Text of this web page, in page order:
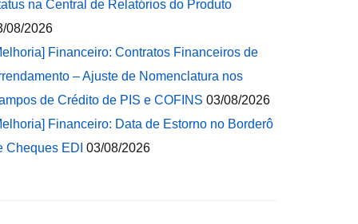
na Central de Relatórios do Produto
08/2026
Financeiro: Contratos Financeiros de
– Ajuste de Nomenclatura nos
de Crédito de PIS e COFINS 03/08/2026
Financeiro: Data de Estorno no Borderô
Cheques EDI 03/08/2026